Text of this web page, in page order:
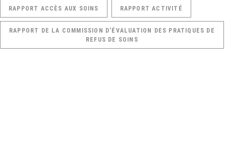
RAPPORT ACCÈS AUX SOINS RAPPORT ACTIVITÉ
RAPPORT DE LA COMMISSION D’ÉVALUATION DES PRATIQUES DE
REFUS DE SOINS